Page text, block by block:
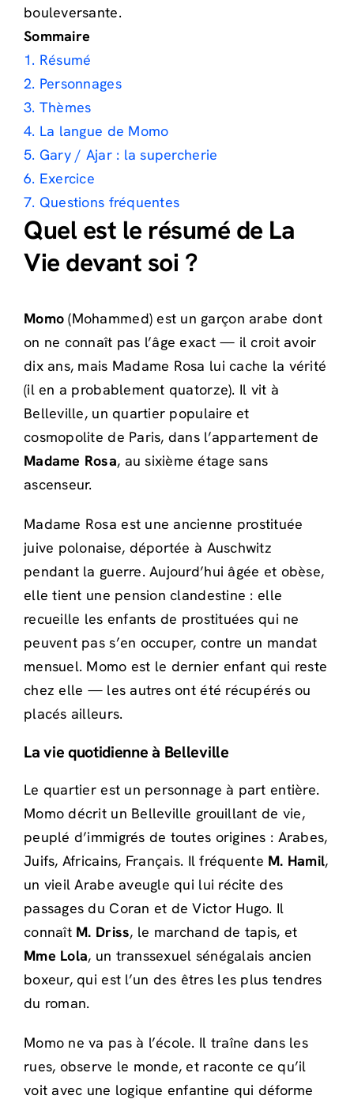
bouleversante.
Sommaire
1. Résumé
2. Personnages
3. Thèmes
4. La langue de Momo
5. Gary / Ajar : la supercherie
6. Exercice
7. Questions fréquentes
Quel est le résumé de La
Vie devant soi ?
Momo (Mohammed) est un garçon arabe dont
on ne connaît pas l’âge exact — il croit avoir
dix ans, mais Madame Rosa lui cache la vérité
(il en a probablement quatorze). Il vit à
Belleville, un quartier populaire et
cosmopolite de Paris, dans l’appartement de
Madame Rosa, au sixième étage sans
ascenseur.
Madame Rosa est une ancienne prostituée
juive polonaise, déportée à Auschwitz
pendant la guerre. Aujourd’hui âgée et obèse,
elle tient une pension clandestine : elle
recueille les enfants de prostituées qui ne
peuvent pas s’en occuper, contre un mandat
mensuel. Momo est le dernier enfant qui reste
chez elle — les autres ont été récupérés ou
placés ailleurs.
La vie quotidienne à Belleville
Le quartier est un personnage à part entière.
Momo décrit un Belleville grouillant de vie,
peuplé d’immigrés de toutes origines : Arabes,
Juifs, Africains, Français. Il fréquente M. Hamil,
un vieil Arabe aveugle qui lui récite des
passages du Coran et de Victor Hugo. Il
connaît M. Driss, le marchand de tapis, et
Mme Lola, un transsexuel sénégalais ancien
boxeur, qui est l’un des êtres les plus tendres
du roman.
Momo ne va pas à l’école. Il traîne dans les
rues, observe le monde, et raconte ce qu’il
voit avec une logique enfantine qui déforme